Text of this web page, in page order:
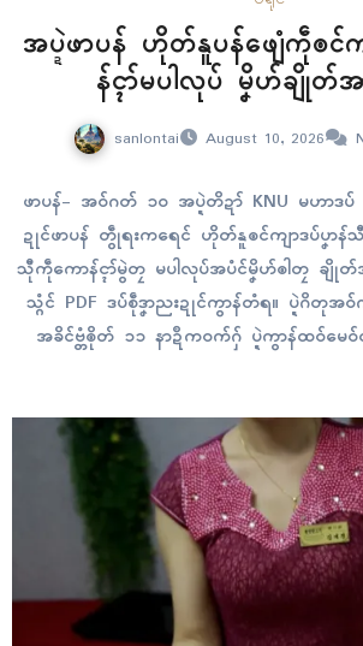
အပ္ဍဲဖာပန် ဟိုတ်နူပန်ဖျေံကဵုၜ
န်ၚာ်မပါလုပ် မၞိဟ်ချိုတ်
sanlontai August 10, 2026
ဖာပန်- အဝ်ဂတ် ၁၀ အပ္ဍဲတိဍာ် KNU မဟာ
ဍုၚ်ဖာပန် တွဵုရးကရေၚ် ဟိုတ်နူၜၚ်ကျာဒပ်ပၞာ
သီုကဵုကောန်ၚာ်မွဲတၠ မပါလုပ်အပံၚ်မၞိဟ်ၜါတၠ ချို
သ္ဂံၚ် PDF ဒပ်စဵုဒၞာညးဍုၚ်ကွာန်တံရ။ ပ္ဍဲဂိ
အခိၚ်ဗ္တံၜိုတ် ၁၁ နာဍဳကဝက်ဂှ် ပ္ဍဲကွာန်ထဝ်မေ